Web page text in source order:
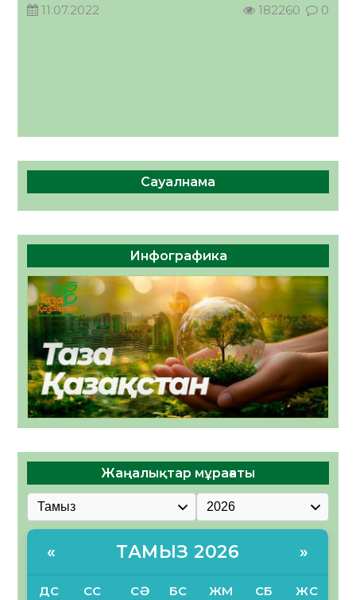
11.07.2022
182260 0
Сауалнама
Инфографика
Жаңалықтар мұрағаты
« ТАМЫЗ 2026 »
ДС СС СӘ БС ЖМ СБ ЖС